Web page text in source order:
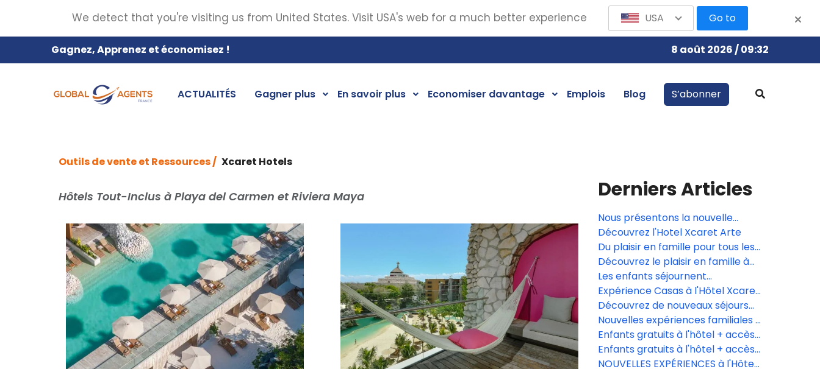
Gagnez, Apprenez et économisez ! 8 août 2026 / 09:32
ACTUALITÉS Gagner plus En savoir plus Economiser davantage Emplois Blog S’abonner
Outils de vente et Ressources / Xcaret Hotels
Hôtels Tout-Inclus à Playa del Carmen et Riviera Maya Derniers Articles
Nous présentons la nouvelle
expérience de spa familial de
l'Hôtel Xcaret México.
Découvrez l'Hotel Xcaret Arte
Du plaisir en famille pour tous les
âges à l'Hôtel Xcaret México
Découvrez le plaisir en famille à
Casa Viento.
Les enfants séjournent
GRATUITEMENT à l'Hôtel Xcaret
México!
Expérience Casas à l'Hôtel Xcaret
México – Familles, Enfants et
Adolescents
Découvrez de nouveaux séjours
en famille à l'Hôtel Xcaret México
Nouvelles expériences familiales à
l'Hôtel Xcaret México.
Enfants gratuits à l'hôtel + accès
illimité aux Parques Xcaret
Enfants gratuits à l'hôtel + accès
illimité aux Parques Xcaret
NOUVELLES EXPÉRIENCES à l'Hôtel
We detect that you're visiting us from United States. Visit USA's web for a much better experience USA Go to